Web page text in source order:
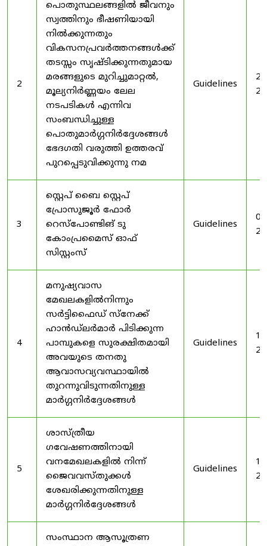
2
പൊതുസ്ഥലങ്ങളിൽ ജീവനും
സ്വത്തിനും ഭീഷണിയായി
നിൽക്കുന്നതും
വികസനപ്രവർത്തനങ്ങൾക്ക്
തടസ്സം സൃഷ്ടിക്കുന്നതുമായ
മരങ്ങളുടെ മുറിച്ചുമാറ്റൽ,
മൂല്യനിർണ്ണയം ലേല
നടപടികൾ എന്നിവ
സംബന്ധിച്ചുള്ള
പൊതുമാർഗ്ഗനിർദ്ദേശങ്ങൾ
ഭേദഗതി വരുത്തി ഉത്തരവ്
പുറപ്പെടുവിക്കുന്നു നമ
Guidelines
3
സ്റ്റെപ് ബൈ സ്റ്റെപ്
പ്രോസുജൂർ ഫോർ
റെസ്‌പോണ്ടിങ് ടു
കോംപ്രമൈസ് ഓഫ്
സിസ്റ്റംസ്
Guidelines
4
മനുഷ്യവാസ
മേഖലകളിൽനിന്നും
സർട്ടിഫൈഡ് സ്നേക്ക്
ഹാൻഡ്‌ലർമാർ പിടിക്കുന്ന
പാമ്പുകളെ സുരക്ഷിതമായി
അവയുടെ തനതു
ആവാസവ്യവസ്ഥായിൽ
തുറന്നുവിടുന്നതിനുള്ള
മാർഗ്ഗനിർദ്ദേശങ്ങൾ
Guidelines
5
ശാസ്ത്രീയ
ഗവേഷണത്തിനായി
വനമേഖലകളിൽ നിന്ന്
ജൈവവസ്തുക്കൾ
ശേഖരിക്കുന്നതിനുള്ള
മാർഗ്ഗനിർദ്ദേശങ്ങൾ
Guidelines
സംസ്ഥാന ആസൂത്രണ